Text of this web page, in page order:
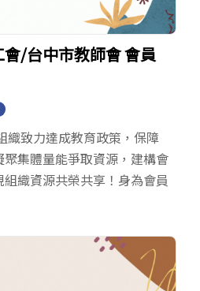
/台中市教師會 會員
織致力達成教育政策，保障
集體量能爭取資源，建構會
織資源共榮共享！身為會員